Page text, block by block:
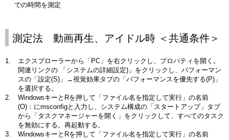
での時間を測定
測定法 動画再生、アイドル時 ＜共通条件＞
エクスプローラーから「PC」を右クリックし、プロパティを開く。
関連リンクの 「システムの詳細設定)」をクリックし、パフォーマン
スの「設定(S)」→視覚効果タブの「パフォーマンスを優先する(P)」
を選択する。
WindowsキーとRを押して「ファイル名を指定して実行」の名前
(O)：にmsconfigと入力し、システム構成の「スタートアップ」タブ
から「タスクマネージャーを開く」をクリックして、すべてのタスク
を無効にする。再起動する。
WindowsキーとRを押して「ファイル名を指定して実行」の名前